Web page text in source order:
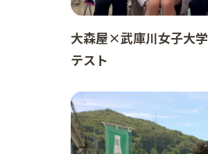
大森屋×武庫川女子大
テスト